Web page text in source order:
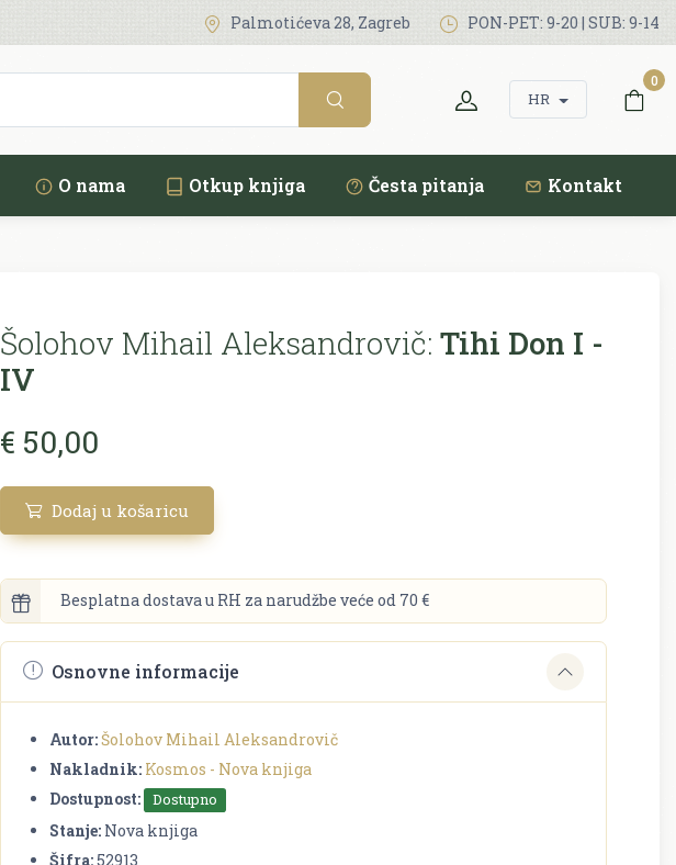
Palmotićeva 28, Zagreb PON-PET: 9-20 | SUB: 9-14
HR
0
O nama Otkup knjiga Česta pitanja Kontakt
Šolohov Mihail Aleksandrovič: Tihi Don I -
IV
€ 50,00
Dodaj u košaricu
Besplatna dostava u RH za narudžbe veće od 70 €
Osnovne informacije
Autor:Šolohov Mihail Aleksandrovič
Nakladnik: Kosmos - Nova knjiga
Dostupnost:
Dostupno
Stanje: Nova knjiga
Šifra:52913